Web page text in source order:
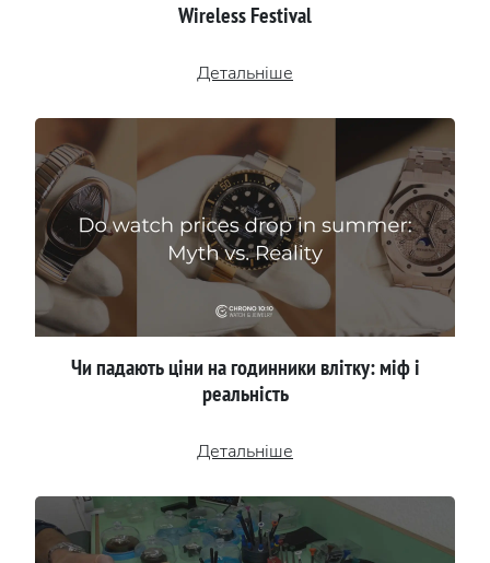
Wireless Festival
Детальніше
Чи падають ціни на годинники влітку: міф і
реальність
Детальніше